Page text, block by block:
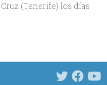
(Tenerife) los días